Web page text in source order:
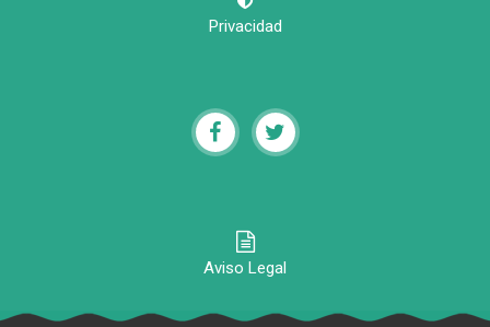
Privacidad
Aviso Legal